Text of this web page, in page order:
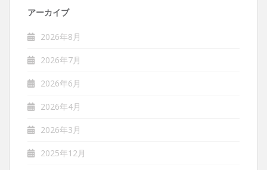
アーカイブ
2026年8月
2026年7月
2026年6月
2026年4月
2026年3月
2025年12月